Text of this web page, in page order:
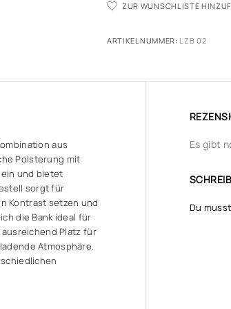
ZUR WUNSCHLISTE
ARTIKELNUMMER: LZB 02
aus
Polsterung mit
und bietet
sorgt für
Kontrast setzen und
die Bank ideal für
Platz für
Atmosphäre.
Es gibt
Du musst